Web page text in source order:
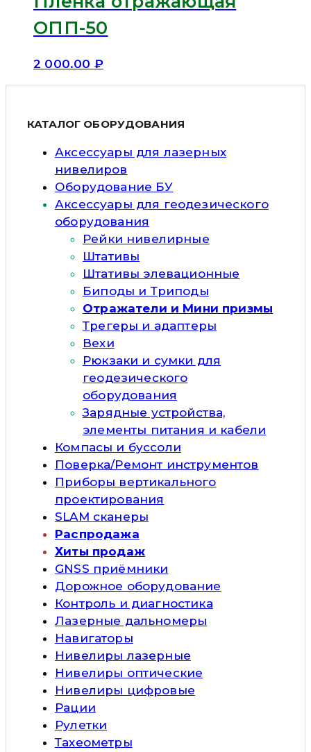
ОПП-50
2 000.00 ₽
КАТАЛОГ ОБОРУДОВАНИЯ
Аксессуары для лазерных
нивелиров
Оборудование БУ
Аксессуары для геодезического
оборудования
Рейки нивелирные
Штативы
Штативы элевационные
Биподы и Триподы
Отражатели и Мини призмы
Трегеры и адаптеры
Вехи
Рюкзаки и сумки для
геодезического
оборудования
Зарядные устройства,
элементы питания и кабели
Компасы и буссоли
Поверка/Ремонт инструментов
Приборы вертикального
проектирования
SLAM сканеры
Распродажа
Хиты продаж
GNSS приёмники
Дорожное оборудование
Контроль и диагностика
Лазерные дальномеры
Навигаторы
Нивелиры лазерные
Нивелиры оптические
Нивелиры цифровые
Рации
Рулетки
Тахеометры